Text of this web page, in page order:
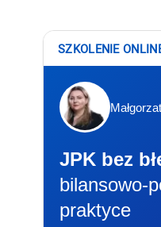
SZKOLENIE
JPK bez
bilansowo-
praktyce